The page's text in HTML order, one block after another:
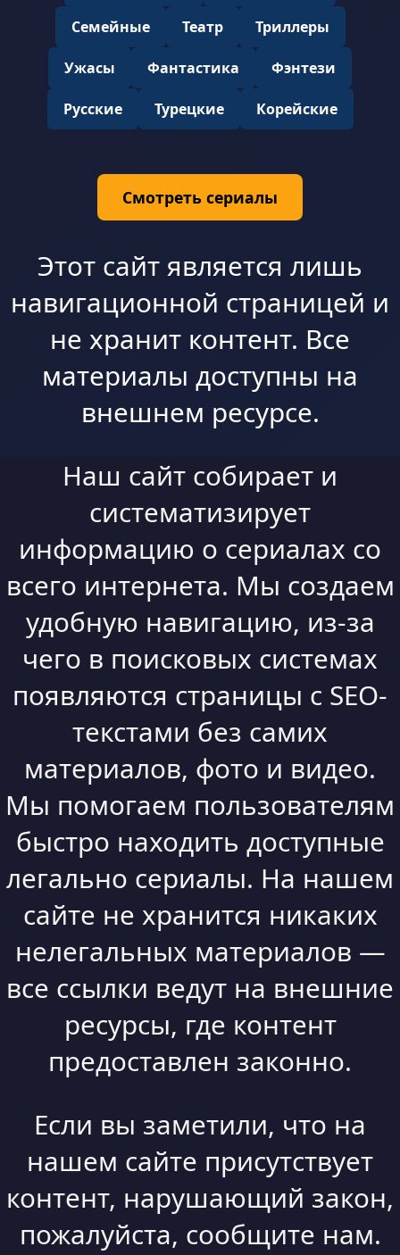
Семейные Театр Триллеры
Ужасы Фантастика Фэнтези
Русские Турецкие Корейские
Смотреть сериалы
Этот сайт является лишь
навигационной страницей и
не хранит контент. Все
материалы доступны на
внешнем ресурсе.
Наш сайт собирает и
систематизирует
информацию о сериалах со
всего интернета. Мы создаем
удобную навигацию, из-за
чего в поисковых системах
появляются страницы с SEO-
текстами без самих
материалов, фото и видео.
Мы помогаем пользователям
быстро находить доступные
легально сериалы. На нашем
сайте не хранится никаких
нелегальных материалов —
все ссылки ведут на внешние
ресурсы, где контент
предоставлен законно.
Если вы заметили, что на
нашем сайте присутствует
контент, нарушающий закон,
пожалуйста, сообщите нам.